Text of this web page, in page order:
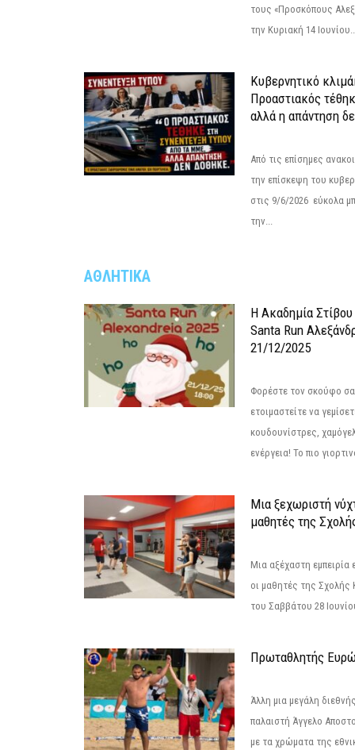
τους «Προσκόπους
την Κυριακή 14
Κυβερνητικό
Προαστιακός
αλλά η απάντηση
Από τις επίσημες
την επίσκεψη του
στις 9/6/2026 εύκολα
την...
ΑΘΛΗΤΙΚΑ
Η Ακαδημία
Santa Run
21/12/2025
Φορέστε τον σκούφο
ετοιμαστείτε να
κουδουνίστρες,
ενέργεια! Το πιο
Μια ξεχωριστή
μαθητές της
Μια αξέχαστη εμπειρία
οι μαθητές της
του Σαββάτου 28
Πρωταθλητής
Άλλη μια μεγάλη
παλαιστή Άγγελο
με τα χρώματα της